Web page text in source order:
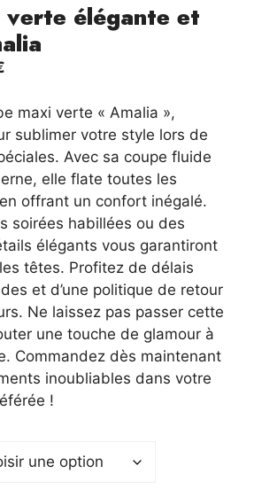
verte élégante et
actuel
est :
43,50 €.
maxi verte « Amalia »,
sublimer votre style lors de
Avec sa coupe fluide
elle flate toutes les
offrant un confort inégalé.
soirées habillées ou des
élégants vous garantiront
têtes. Profitez de délais
et d’une politique de retour
Ne laissez pas passer cette
une touche de glamour à
Commandez dès maintenant
inoubliables dans votre
!